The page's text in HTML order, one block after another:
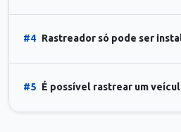
#4 Rastreador só pode ser
#5 É possível rastrear um